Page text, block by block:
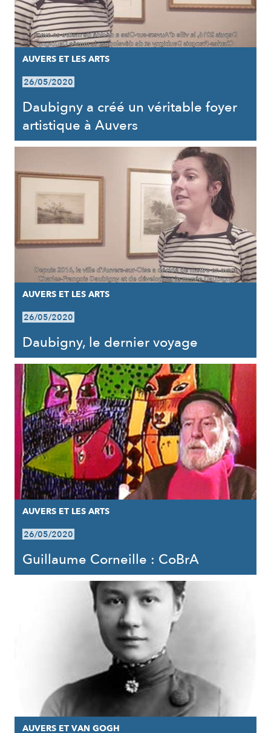
AUVERS ET LES ARTS
26/05/2020
Daubigny a créé un véritable foyer
artistique à Auvers
AUVERS ET LES ARTS
26/05/2020
Daubigny, le dernier voyage
AUVERS ET LES ARTS
26/05/2020
Guillaume Corneille : CoBrA
AUVERS ET VAN GOGH